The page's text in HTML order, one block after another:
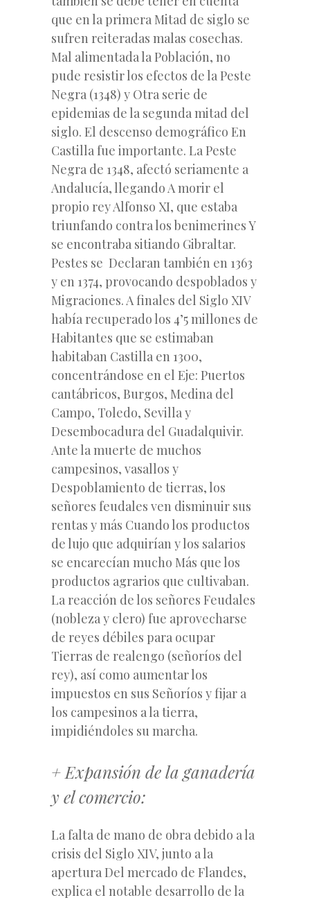
que en la primera Mitad de siglo se
sufren reiteradas malas cosechas.
Mal alimentada la Población, no
pude resistir los efectos de la Peste
Negra (1348) y Otra serie de
epidemias de la segunda mitad del
siglo. El descenso demográfico En
Castilla fue importante. La Peste
Negra de 1348, afectó seriamente a
Andalucía, llegando A morir el
propio rey Alfonso XI, que estaba
triunfando contra los benimerines Y
se encontraba sitiando Gibraltar.
Pestes se Declaran también en 1363
y en 1374, provocando despoblados y
Migraciones. A finales del Siglo XIV
había recuperado los 4’5 millones de
Habitantes que se estimaban
habitaban Castilla en 1300,
concentrándose en el Eje: Puertos
cantábricos, Burgos, Medina del
Campo, Toledo, Sevilla y
Desembocadura del Guadalquivir.
Ante la muerte de muchos
campesinos, vasallos y
Despoblamiento de tierras, los
señores feudales ven disminuir sus
rentas y más Cuando los productos
de lujo que adquirían y los salarios
se encarecían mucho Más que los
productos agrarios que cultivaban.
La reacción de los señores Feudales
(nobleza y clero) fue aprovecharse
de reyes débiles para ocupar
Tierras de realengo (señoríos del
rey), así como aumentar los
impuestos en sus Señoríos y fijar a
los campesinos a la tierra,
impidiéndoles su marcha.
+ Expansión de la ganadería
y el comercio:
La falta de mano de obra debido a la
crisis del Siglo XIV, junto a la
apertura Del mercado de Flandes,
explica el notable desarrollo de la